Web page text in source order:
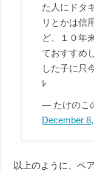
た人にドタ
リとかは信
ど、１０年
ておすすめ
した子に只
ﾚ
— たけのこ
December
以上のように、ペ